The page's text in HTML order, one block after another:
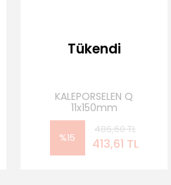
Tükendi
KALEPORSELEN Q
11x150mm
%15
486,60 TL
413,61 TL